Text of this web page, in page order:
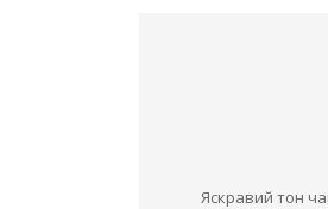
Яскравий тон